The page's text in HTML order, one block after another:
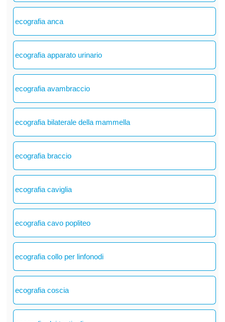
ecografia anca
ecografia apparato urinario
ecografia avambraccio
ecografia bilaterale della mammella
ecografia braccio
ecografia caviglia
ecografia cavo popliteo
ecografia collo per linfonodi
ecografia coscia